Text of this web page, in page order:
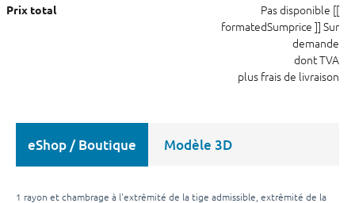
Prix total Pas disponible [[
formatedSumprice ]] Sur
demande
dont TVA
plus frais de livraison
eShop / Boutique Modèle 3D
1 rayon et chambrage à l'extrêmité de la tige admissible, extrêmité de la